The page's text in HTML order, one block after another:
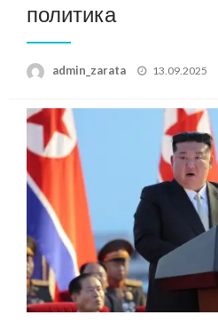
политика
admin_zarata
Posted
13.09.2025